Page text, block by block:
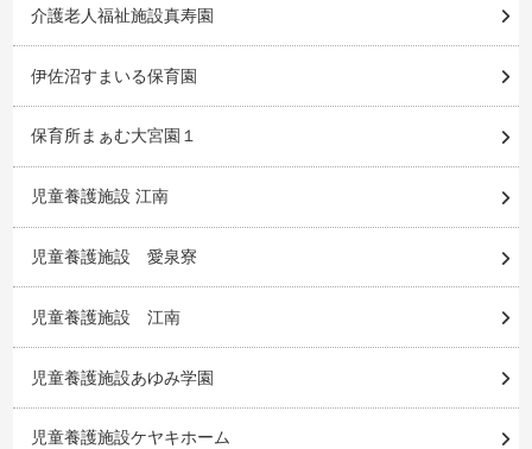
介護老人福祉施設真寿園
伊佐沼すまいる保育園
保育所まぁむ大宮園１
児童養護施設 江南
児童養護施設 愛泉寮
児童養護施設 江南
児童養護施設あゆみ学園
児童養護施設ケヤキホーム